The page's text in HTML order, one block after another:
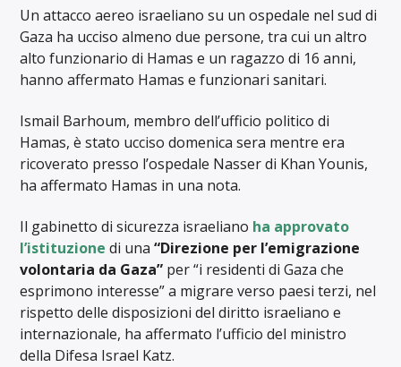
Un attacco aereo israeliano su un ospedale nel sud di
Gaza ha ucciso almeno due persone, tra cui un altro
alto funzionario di Hamas e un ragazzo di 16 anni,
hanno affermato Hamas e funzionari sanitari.
Ismail Barhoum, membro dell’ufficio politico di
Hamas, è stato ucciso domenica sera mentre era
ricoverato presso l’ospedale Nasser di Khan Younis,
ha affermato Hamas in una nota.
Il gabinetto di sicurezza israeliano ha approvato
l’istituzione di una“Direzione per l’emigrazione
volontaria da Gaza” per “i residenti di Gaza che
esprimono interesse” a migrare verso paesi terzi, nel
rispetto delle disposizioni del diritto israeliano e
internazionale, ha affermato l’ufficio del ministro
della Difesa Israel Katz.